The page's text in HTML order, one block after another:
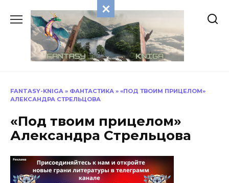
содержанию
FANTASY-KNIGA » ФАНТАСТИКА » «ПОД ТВОИМ ПРИЦЕЛОМ»
АЛЕКСАНДРА СТРЕЛЬЦОВА
«Под твоим прицелом»
Александра Стрельцова